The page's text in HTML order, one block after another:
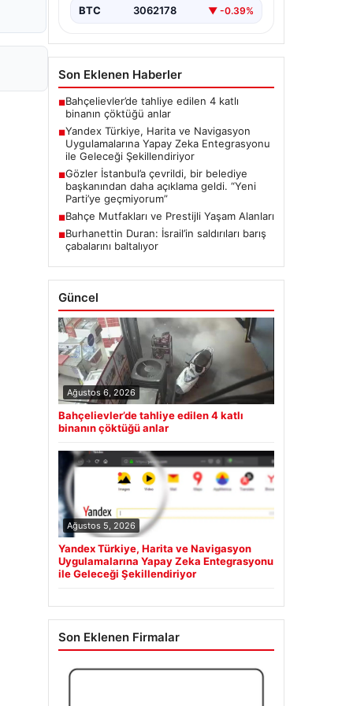
BTC 3062178 ▼ -0.39%
Son Eklenen Haberler
■Bahçelievler’de tahliye edilen 4 katlı
binanın çöktüğü anlar
■Yandex Türkiye, Harita ve Navigasyon
Uygulamalarına Yapay Zeka Entegrasyonu
ile Geleceği Şekillendiriyor
■Gözler İstanbul’a çevrildi, bir belediye
başkanından daha açıklama geldi. “Yeni
Parti’ye geçmiyorum”
■Bahçe Mutfakları ve Prestijli Yaşam Alanları
■Burhanettin Duran: İsrail’in saldırıları barış
çabalarını baltalıyor
Güncel
Ağustos 6, 2026
Bahçelievler’de tahliye edilen 4 katlı
binanın çöktüğü anlar
Ağustos 5, 2026
Yandex Türkiye, Harita ve Navigasyon
Uygulamalarına Yapay Zeka Entegrasyonu
ile Geleceği Şekillendiriyor
Son Eklenen Firmalar